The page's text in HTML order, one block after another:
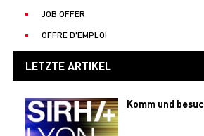
JOB OFFER
OFFRE D'EMPLOI
LETZTE ARTIKEL
Komm und